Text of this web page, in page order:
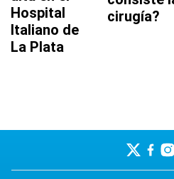
Hospital
Italiano de
La Plata
cirugía?